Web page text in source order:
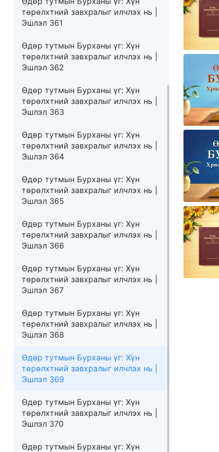
төрөлхтний завхралыг илчлэх нь |
Эшлэл 361
Өдөр тутмын Бурханы үг: Хүн
төрөлхтний завхралыг илчлэх нь |
Эшлэл 362
Өдөр тутмын Бурханы үг: Хүн
төрөлхтний завхралыг илчлэх нь |
Эшлэл 363
Өдөр тутмын Бурханы үг: Хүн
төрөлхтний завхралыг илчлэх нь |
Эшлэл 364
Өдөр тутмын Бурханы үг: Хүн
төрөлхтний завхралыг илчлэх нь |
Эшлэл 365
Өдөр тутмын Бурханы үг: Хүн
төрөлхтний завхралыг илчлэх нь |
Эшлэл 366
Өдөр тутмын Бурханы үг: Хүн
төрөлхтний завхралыг илчлэх нь |
Эшлэл 367
Өдөр тутмын Бурханы үг: Хүн
төрөлхтний завхралыг илчлэх нь |
Эшлэл 368
Өдөр тутмын Бурханы үг: Хүн
төрөлхтний завхралыг илчлэх нь |
Эшлэл 369
Өдөр тутмын Бурханы үг: Хүн
төрөлхтний завхралыг илчлэх нь |
Эшлэл 370
Өдөр тутмын Бурханы үг: Хүн